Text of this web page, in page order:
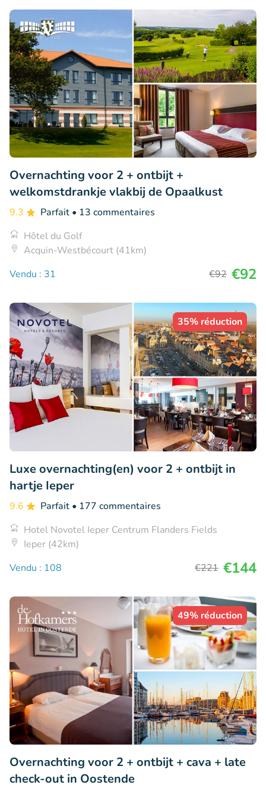
Overnachting voor 2 + ontbijt +
welkomstdrankje vlakbij de Opaalkust
9.3 Parfait • 13 commentaires
Hôtel du Golf
Acquin-Westbécourt (41km)
Vendu : 31
€92 €92
35% réduction
Luxe overnachting(en) voor 2 + ontbijt in
hartje Ieper
9.6 Parfait • 177 commentaires
Hotel Novotel Ieper Centrum Flanders Fields
Ieper (42km)
Vendu : 108
€221 €144
49% réduction
Overnachting voor 2 + ontbijt + cava + late
check-out in Oostende